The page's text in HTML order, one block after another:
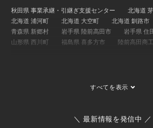
すべてを表示
秋田県 事業承継・引継ぎ支援センター
北海道
北海道 浦河町
北海道 大空町 北海道 釧路市
青森県 新郷村
岩手県 陸前高田市
岩手県 住
山形県 西川町
福島県 喜多方市 陸前高田商
茨城県 稲敷市 群馬県 桐生市
小田原箱根商工会議所
＼ 最新情報を発信中 ／